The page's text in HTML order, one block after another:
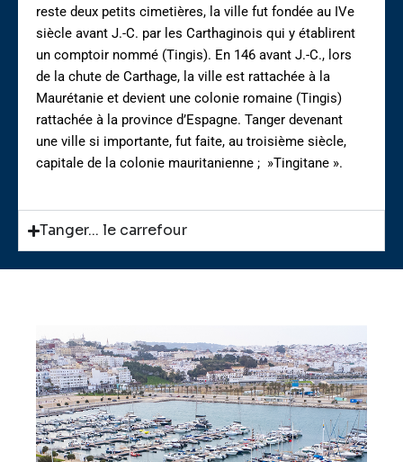
reste deux petits cimetières, la ville fut fondée au IVe
siècle avant J.-C. par les Carthaginois qui y établirent
un comptoir nommé (Tingis). En 146 avant J.-C., lors
de la chute de Carthage, la ville est rattachée à la
Maurétanie et devient une colonie romaine (Tingis)
rattachée à la province d’Espagne. Tanger devenant
une ville si importante, fut faite, au troisième siècle,
capitale de la colonie mauritanienne ; »Tingitane ».
Tanger... le carrefour